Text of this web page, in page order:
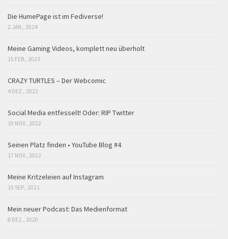
Die HumePage ist im Fediverse!
2 JAN., 2024
Meine Gaming Videos, komplett neu überholt
15 FEB., 2023
CRAZY TURTLES – Der Webcomic
4 DEZ., 2022
Social Media entfesselt! Oder: RIP Twitter
19 NOV., 2022
Seinen Platz finden • YouTube Blog #4
17 NOV., 2022
Meine Kritzeleien auf Instagram
15 SEP., 2021
Mein neuer Podcast: Das Medienformat
8 DEZ., 2020